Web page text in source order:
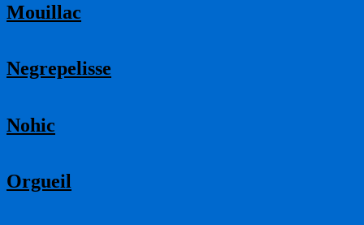
Mouillac
Negrepelisse
Nohic
Orgueil